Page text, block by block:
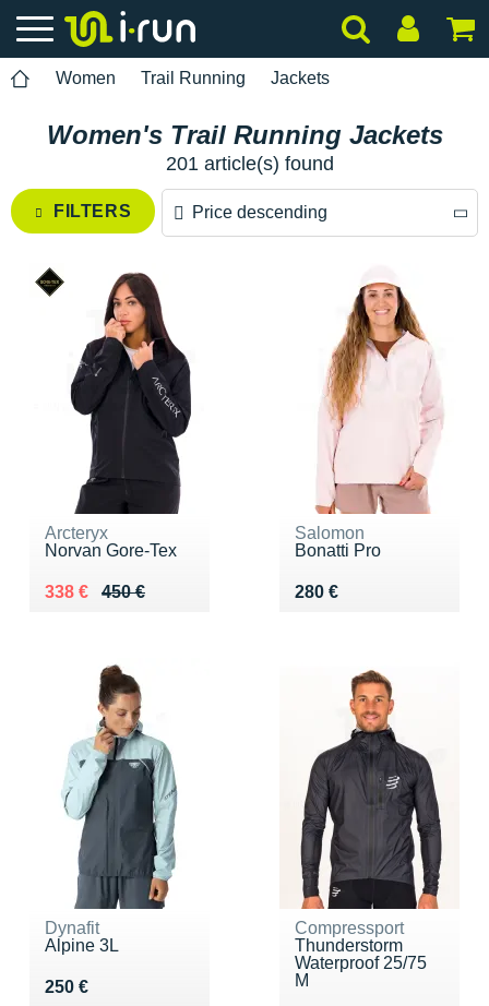
Women Trail Running Jackets
Women's Trail Running Jackets
201 article(s) found
FILTERS Price descending
Arcteryx
Norvan Gore-Tex
450 €
Au lieu de 450 €
338 €
Vendu 338 €
Salomon
Bonatti Pro
280 €
Vendu 280 €
Dynafit
Alpine 3L
250 €
Vendu 250 €
Compressport
Thunderstorm
Waterproof 25/75
M